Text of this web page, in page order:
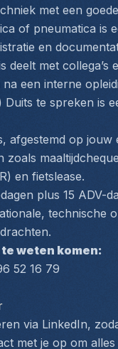
met een
of pneumatica is
en
deelt met collega’s
een interne
Duits te spreken is
afgestemd op jouw
zoals
en fietslease.
plus 15 ADV-
technische
weten komen:
52 16 79
via LinkedIn,
met je op om